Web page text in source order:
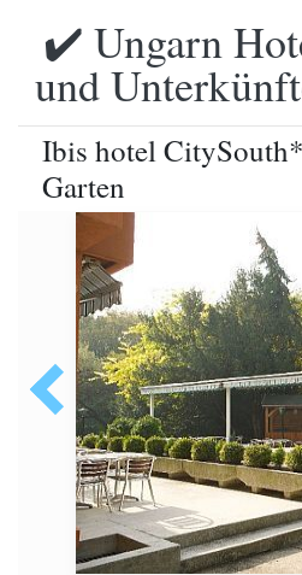
✔️ Ungarn
und
Ibis hotel
Garten